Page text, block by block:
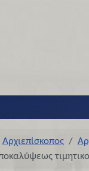
Αρχιεπίσκοπος